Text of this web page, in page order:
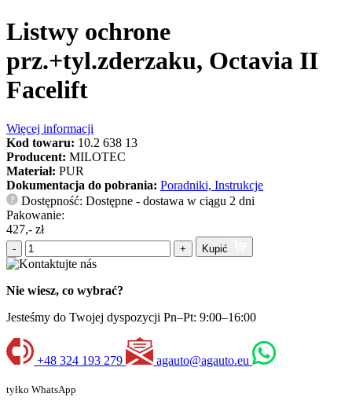
Listwy ochrone
prz.+tyl.zderzaku, Octavia II
Facelift
Więcej informacji
Kod towaru: 10.2 638 13
Producent: MILOTEC
Materiał: PUR
Dokumentacja do pobrania: Poradniki, Instrukcje
?
Dostępność: Dostępne - dostawa w ciągu 2 dni
Pakowanie:
427,- zł
- + Kupić
Nie wiesz, co wybrać?
Jesteśmy do Twojej dyspozycji Pn–Pt: 9:00–16:00
+48 324 193 279 agauto@agauto.eu
tyłko WhatsApp